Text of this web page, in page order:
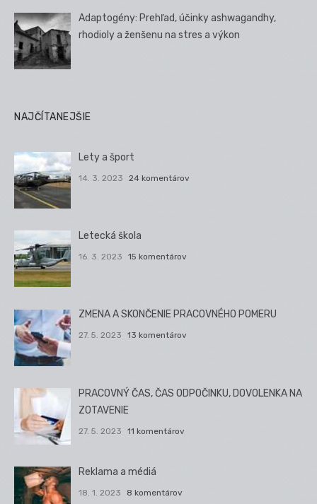
Adaptogény: Prehľad, účinky ashwagandhy,
rhodioly a ženšenu na stres a výkon
NAJČÍTANEJŠIE
Lety a šport
14. 3. 2023 24 komentárov
Letecká škola
16. 3. 2023 15 komentárov
ZMENA A SKONČENIE PRACOVNÉHO POMERU
27. 5. 2023 13 komentárov
PRACOVNÝ ČAS, ČAS ODPOČINKU, DOVOLENKA NA
ZOTAVENIE
27. 5. 2023 11 komentárov
Reklama a médiá
18. 1. 2023 8 komentárov